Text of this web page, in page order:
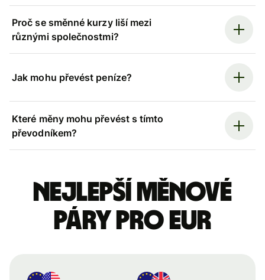
Proč se směnné kurzy liší mezi
různými společnostmi?
Jak mohu převést peníze?
Které měny mohu převést s tímto
převodníkem?
Nejlepší měnové
páry pro eur